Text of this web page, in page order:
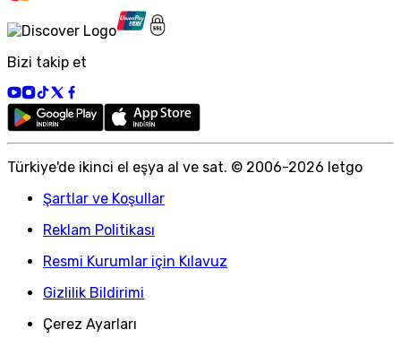
Bizi takip et
Türkiye'de ikinci el eşya al ve sat. © 2006-2026 letgo
Şartlar ve Koşullar
Reklam Politikası
Resmi Kurumlar için Kılavuz
Gizlilik Bildirimi
Çerez Ayarları